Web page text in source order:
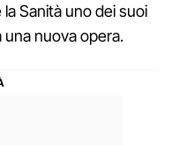
Sanità uno dei suoi
una nuova opera.